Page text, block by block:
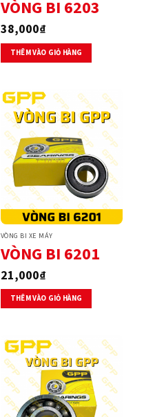
VÒNG BI 6203
38,000₫
THÊM VÀO GIỎ HÀNG
VÒNG BI XE MÁY
VÒNG BI 6201
21,000₫
THÊM VÀO GIỎ HÀNG